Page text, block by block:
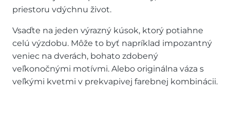
priestoru vdýchnu život.
Vsaďte na jeden výrazný kúsok, ktorý potiahne
celú výzdobu. Môže to byť napríklad impozantný
veniec na dverách, bohato zdobený
veľkonočnými motívmi. Alebo originálna váza s
veľkými kvetmi v prekvapivej farebnej kombinácii.